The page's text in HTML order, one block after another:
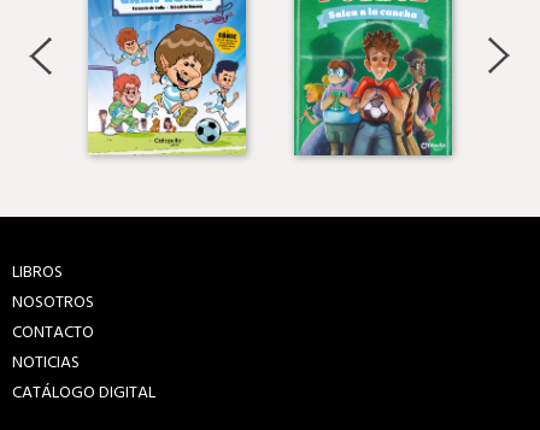
LIBROS
NOSOTROS
CONTACTO
NOTICIAS
CATÁLOGO DIGITAL